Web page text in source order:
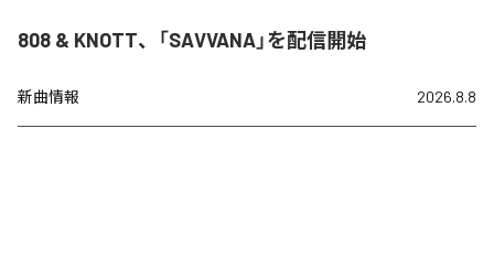
808 & KNOTT、「SAVVANA」を配信開始
新曲情報 2026.8.8